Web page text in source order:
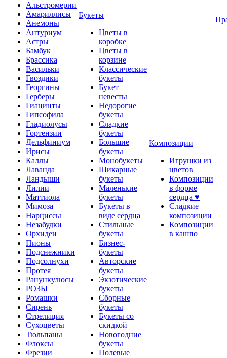
Альстромерии
Амариллисы
Анемоны
Антуриум
Астры
Бамбук
Брассика
Васильки
Гвоздики
Георгины
Герберы
Гиацинты
Гипсофила
Гладиолусы
Гортензии
Дельфиниум
Ирисы
Каллы
Лаванда
Ландыши
Лилии
Маттиола
Мимоза
Нарциссы
Незабудки
Орхидеи
Пионы
Подснежники
Подсолнухи
Протея
Ранункулюсы
РОЗЫ
Ромашки
Сирень
Стрелиция
Сухоцветы
Тюльпаны
Флоксы
Фрезии
Букеты
Цветы в
коробке
Цветы в
корзине
Классические
букеты
Букет
невесты
Недорогие
букеты
Сладкие
букеты
Большие
букеты
Монобукеты
Шикарные
букеты
Маленькие
букеты
Букеты в
виде сердца
Стильные
букеты
Бизнес-
букеты
Авторские
букеты
Экзотические
букеты
Сборные
букеты
Букеты со
скидкой
Новогодние
букеты
Полевые
Композиции
Игрушки из
цветов
Композиции
в форме
сердца ♥
Сладкие
композиции
Композиции
в кашпо